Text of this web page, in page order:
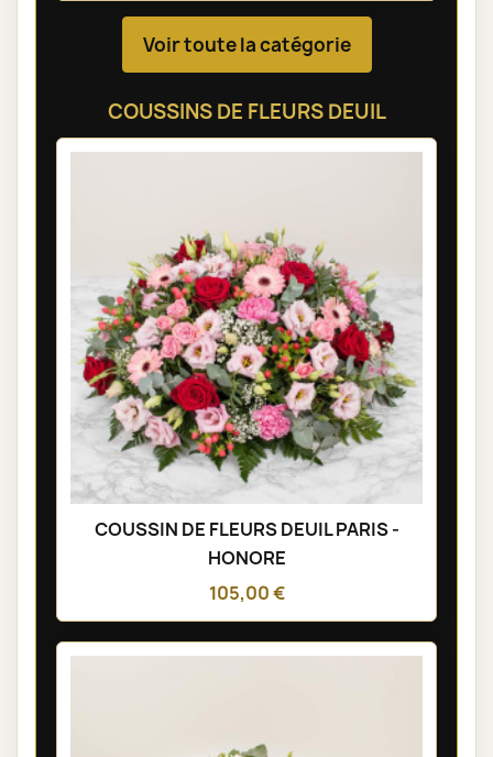
Voir toute la catégorie
COUSSINS DE FLEURS DEUIL
COUSSIN DE FLEURS DEUIL PARIS -
HONORE
105,00 €